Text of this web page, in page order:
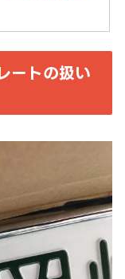
ートの扱い